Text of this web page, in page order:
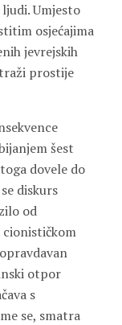
Umjesto
osjećajima
jevrejskih
prostije
šest
dovele do
diskurs
od
otpor
s
se, smatra